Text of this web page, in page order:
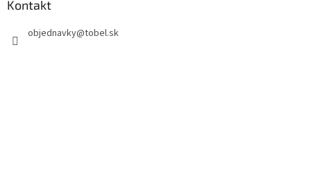
Kontakt
objednavky@tobel.sk